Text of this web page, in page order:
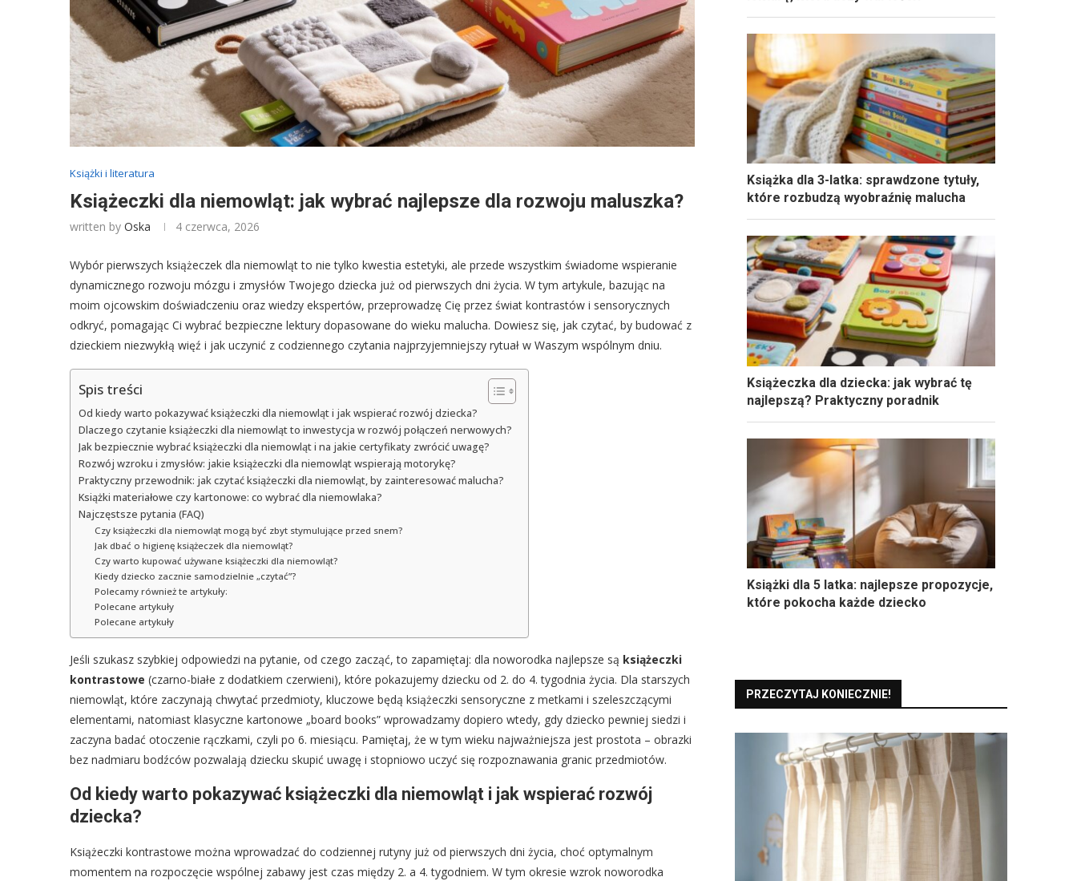
Książki i literatura
Książeczki dla niemowląt: jak wybrać najlepsze dla rozwoju maluszka?
written by Oska 4 czerwca, 2026
Wybór pierwszych książeczek dla niemowląt to nie tylko kwestia estetyki, ale przede wszystkim świadome wspieranie
dynamicznego rozwoju mózgu i zmysłów Twojego dziecka już od pierwszych dni życia. W tym artykule, bazując na
moim ojcowskim doświadczeniu oraz wiedzy ekspertów, przeprowadzę Cię przez świat kontrastów i sensorycznych
odkryć, pomagając Ci wybrać bezpieczne lektury dopasowane do wieku malucha. Dowiesz się, jak czytać, by budować z
dzieckiem niezwykłą więź i jak uczynić z codziennego czytania najprzyjemniejszy rytuał w Waszym wspólnym dniu.
Spis treści
Od kiedy warto pokazywać książeczki dla niemowląt i jak wspierać rozwój dziecka?
Dlaczego czytanie książeczki dla niemowląt to inwestycja w rozwój połączeń nerwowych?
Jak bezpiecznie wybrać książeczki dla niemowląt i na jakie certyfikaty zwrócić uwagę?
Rozwój wzroku i zmysłów: jakie książeczki dla niemowląt wspierają motorykę?
Praktyczny przewodnik: jak czytać książeczki dla niemowląt, by zainteresować malucha?
Książki materiałowe czy kartonowe: co wybrać dla niemowlaka?
Najczęstsze pytania (FAQ)
Czy książeczki dla niemowląt mogą być zbyt stymulujące przed snem?
Jak dbać o higienę książeczek dla niemowląt?
Czy warto kupować używane książeczki dla niemowląt?
Kiedy dziecko zacznie samodzielnie „czytać”?
Polecamy również te artykuły:
Polecane artykuły
Polecane artykuły
Jeśli szukasz szybkiej odpowiedzi na pytanie, od czego zacząć, to zapamiętaj: dla noworodka najlepsze są książeczki
kontrastowe (czarno-białe z dodatkiem czerwieni), które pokazujemy dziecku od 2. do 4. tygodnia życia. Dla starszych
niemowląt, które zaczynają chwytać przedmioty, kluczowe będą książeczki sensoryczne z metkami i szeleszczącymi
elementami, natomiast klasyczne kartonowe „board books” wprowadzamy dopiero wtedy, gdy dziecko pewniej siedzi i
zaczyna badać otoczenie rączkami, czyli po 6. miesiącu. Pamiętaj, że w tym wieku najważniejsza jest prostota – obrazki
bez nadmiaru bodźców pozwalają dziecku skupić uwagę i stopniowo uczyć się rozpoznawania granic przedmiotów.
Od kiedy warto pokazywać książeczki dla niemowląt i jak wspierać rozwój
dziecka?
Książeczki kontrastowe można wprowadzać do codziennej rutyny już od pierwszych dni życia, choć optymalnym
momentem na rozpoczęcie wspólnej zabawy jest czas między 2. a 4. tygodniem. W tym okresie wzrok noworodka
Książka dla 3-latka: sprawdzone tytuły,
które rozbudzą wyobraźnię malucha
Książeczka dla dziecka: jak wybrać tę
najlepszą? Praktyczny poradnik
Książki dla 5 latka: najlepsze propozycje,
które pokocha każde dziecko
PRZECZYTAJ KONIECZNIE!